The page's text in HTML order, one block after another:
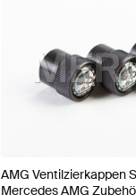
AMG Ventilzierkappen
Mercedes AMG